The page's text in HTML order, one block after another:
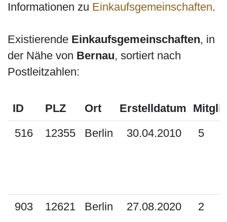
Informationen zu Einkaufsgemeinschaften.
Existierende Einkaufsgemeinschaften, in
der Nähe von Bernau, sortiert nach
Postleitzahlen:
ID PLZ Ort Erstelldatum
516
12355 Berlin 30.04.2010 5
903 12621 Berlin 27.08.2020 2